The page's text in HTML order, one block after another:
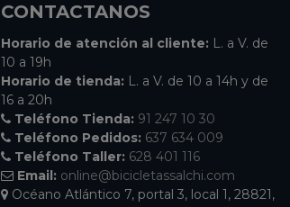
CONTACTANOS
Horario de atención al cliente: L. a V. de
10 a 19h
Horario de tienda: L. a V. de 10 a 14h y de
16 a 20h
Teléfono Tienda: 91 247 10 30
Teléfono Pedidos: 637 634 009
Teléfono Taller: 628 401 116
Email: online@bicicletassalchi.com
Océano Atlántico 7, portal 3, local 1, 28821,